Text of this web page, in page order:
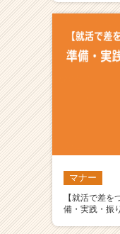
マナー
【就活で差
備・実践・振